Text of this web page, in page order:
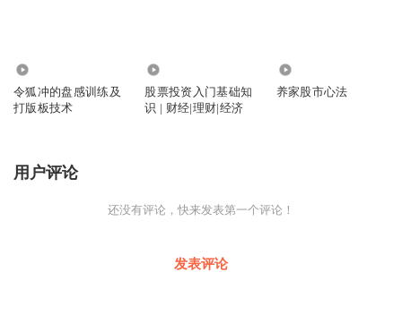
令狐冲的盘感训练及
打版板技术
股票投资入门基础知
识 | 财经|理财|经济
养家股市心法
用户评论
还没有评论，快来发表第一个评论！
发表评论